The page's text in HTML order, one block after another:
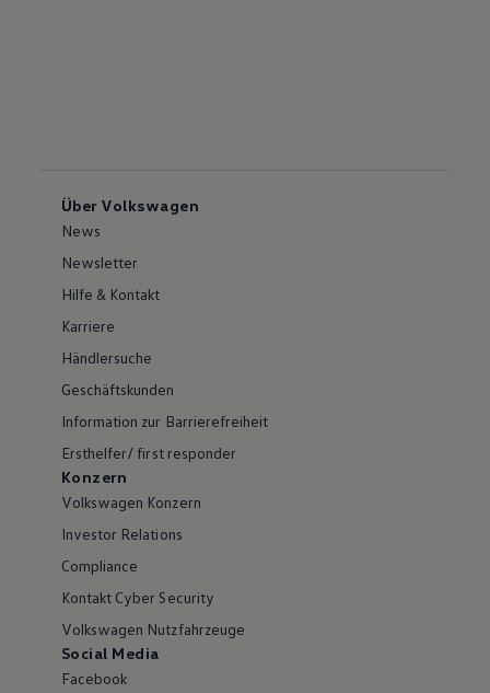
Über Volkswagen
News
Newsletter
Hilfe & Kontakt
Karriere
Händlersuche
Geschäftskunden
Information zur Barrierefreiheit
Ersthelfer/ first responder
Konzern
Volkswagen Konzern
Investor Relations
Compliance
Kontakt Cyber Security
Volkswagen Nutzfahrzeuge
Social Media
Facebook